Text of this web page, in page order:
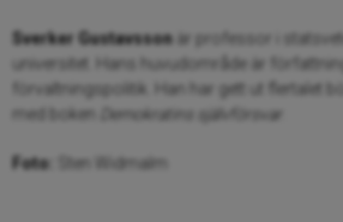
Sverker Gustavsson är professor i
universitet. Hans huvudområde är
förvaltningspolitik. Han har gett ut flertalet
med boken
Demokratins självförsvar
Foto: Sten Widmalm